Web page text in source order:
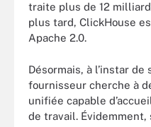
traite plus de 12
plus tard, ClickHouse
Apache 2.0.
Désormais, à l’instar
fournisseur cherche à
unifiée capable
de travail. Évidemment,